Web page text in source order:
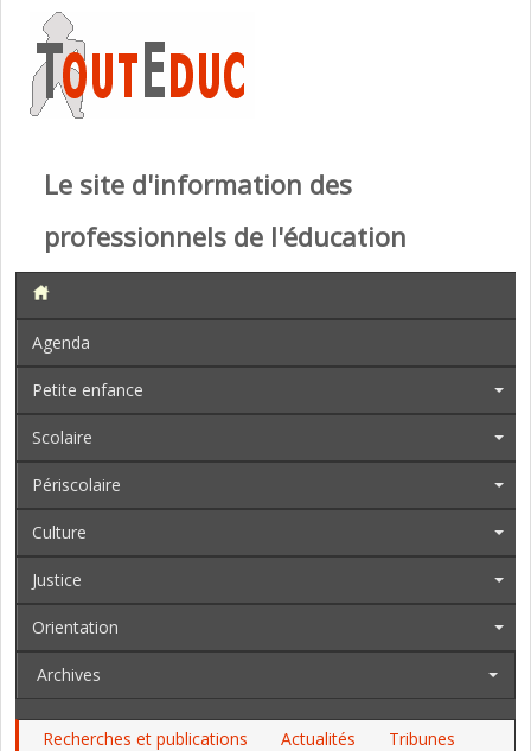
Le site d'information des
professionnels de l'éducation
Agenda
Petite enfance
Scolaire
Périscolaire
Culture
Justice
Orientation
Archives
Recherches et publications Actualités
Tribunes